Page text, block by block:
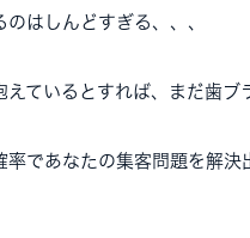
のはしんどすぎる、、、
えているとすれば、まだ歯
率であなたの集客問題を解決